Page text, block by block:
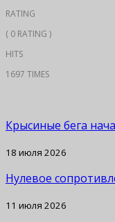
RATING
( 0 RATING )
HITS
1697 TIMES
Крысиные бега
18 июля 2026
Нулевое
11 июля 2026